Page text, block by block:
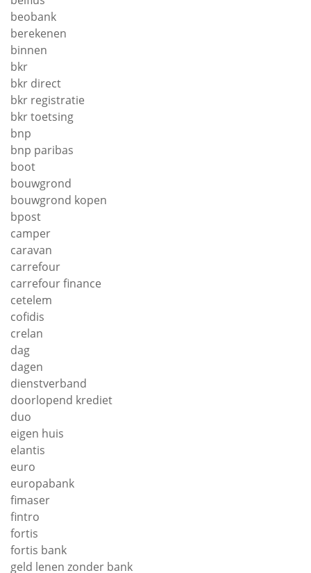
beobank
berekenen
binnen
bkr
bkr direct
bkr registratie
bkr toetsing
bnp
bnp paribas
boot
bouwgrond
bouwgrond kopen
bpost
camper
caravan
carrefour
carrefour finance
cetelem
cofidis
crelan
dag
dagen
dienstverband
doorlopend krediet
duo
eigen huis
elantis
euro
europabank
fimaser
fintro
fortis
fortis bank
geld lenen zonder bank